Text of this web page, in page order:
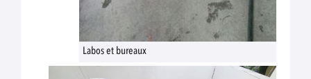
Labos et bureaux